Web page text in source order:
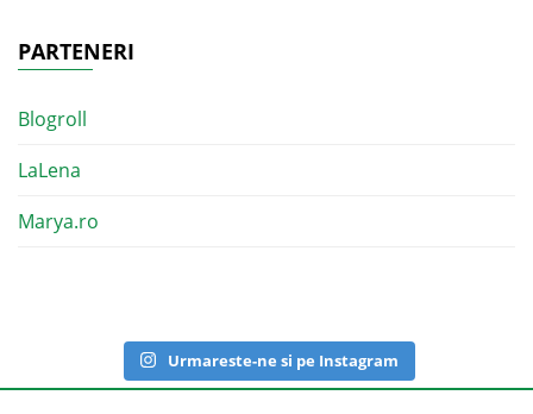
PARTENERI
Blogroll
LaLena
Marya.ro
Urmareste-ne si pe Instagram